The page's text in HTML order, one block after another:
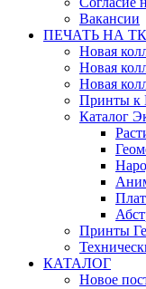
Вакансии
ПЕЧАТЬ НА
Новая
Новая
Новая
Принты к
Каталог
Принты
КАТАЛОГ
Новое